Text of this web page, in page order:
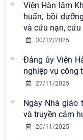
Viện Hàn lâm
huấn, bồi
và cứu nạn,
30/12/2025
Đảng ủy Viện
nghiệp vụ công
27/11/2025
Ngày Nhà giáo
và truyền cảm
20/11/2025
Viện Hàn lâm
Nam có 02 tác
khích tại Cuộc thi
nền tảng tư tưởng
2026
Chi bộ Viện Sử học
hành tư tưởng, đạo
pháp, phong cách
giai đoạn phát triển